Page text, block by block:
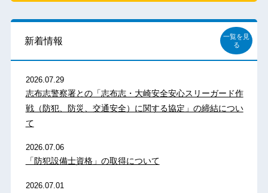
新着情報
一覧を見
る
2026.07.29
志布志警察署との「志布志・大崎安全安心スリーガード作
戦（防犯、防災、交通安全）に関する協定」の締結につい
て
2026.07.06
「防犯設備士資格」の取得について
2026.07.01